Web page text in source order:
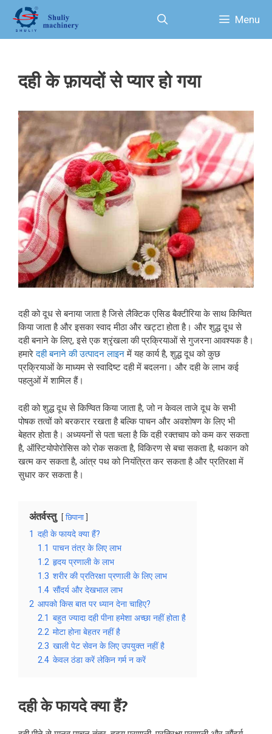
content
Menu
दही के फ़ायदों से प्यार हो गया
दही को दूध से बनाया जाता है जिसे लैक्टिक एसिड बैक्टीरिया के साथ किण्वित
किया जाता है और इसका स्वाद मीठा और खट्टा होता है। और शुद्ध दूध से
दही बनाने के लिए, इसे एक श्रृंखला की प्रक्रियाओं से गुजरना आवश्यक है।
हमारेदही बनाने की उत्पादन लाइनमें यह कार्य है, शुद्ध दूध को कुछ
प्रक्रियाओं के माध्यम से स्वादिष्ट दही में बदलना। और दही के लाभ कई
पहलुओं में शामिल हैं।
दही को शुद्ध दूध से किण्वित किया जाता है, जो न केवल ताजे दूध के सभी
पोषक तत्वों को बरकरार रखता है बल्कि पाचन और अवशोषण के लिए भी
बेहतर होता है। अध्ययनों से पता चला है कि दही रक्तचाप को कम कर सकता
है, ऑस्टियोपोरोसिस को रोक सकता है, विकिरण से बचा सकता है, थकान को
खत्म कर सकता है, आंत्र पथ को नियंत्रित कर सकता है और प्रतिरक्षा में
सुधार कर सकता है।
अंतर्वस्तु छिपाना
1 दही के फायदे क्या हैं?
1.1 पाचन तंत्र के लिए लाभ
1.2 हृदय प्रणाली के लाभ
1.3 शरीर की प्रतिरक्षा प्रणाली के लिए लाभ
1.4 सौंदर्य और देखभाल लाभ
2 आपको किस बात पर ध्यान देना चाहिए?
2.1 बहुत ज्यादा दही पीना हमेशा अच्छा नहीं होता है
2.2 मोटा होना बेहतर नहीं है
2.3 खाली पेट सेवन के लिए उपयुक्त नहीं है
2.4 केवल ठंडा करें लेकिन गर्म न करें
दही के फायदे क्या हैं?